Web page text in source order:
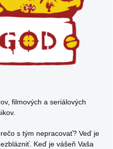
filmových a seriálových
s tým nepracovať? Veď je
Keď je vášeň Vaša